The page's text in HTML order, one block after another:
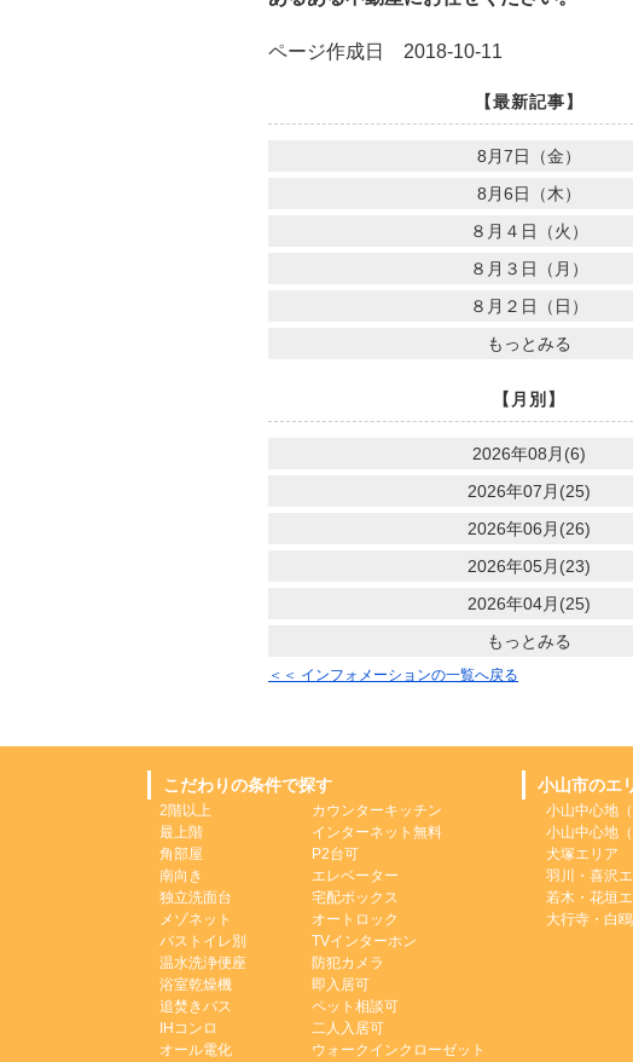
ページ作成日 2018-10-11
【最新記事】
8月7日（金）
8月6日（木）
８月４日（火）
８月３日（月）
８月２日（日）
もっとみる
【月別】
2026年08月(6)
2026年07月(25)
2026年06月(26)
2026年05月(23)
2026年04月(25)
もっとみる
＜＜ インフォメーションの一覧へ戻る
こだわりの条件で探す
2階以上
最上階
角部屋
南向き
独立洗面台
メゾネット
バストイレ別
温水洗浄便座
浴室乾燥機
追焚きバス
IHコンロ
オール電化
カウンターキッチン
インターネット無料
P2台可
エレベーター
宅配ボックス
オートロック
TVインターホン
防犯カメラ
即入居可
ペット相談可
二人入居可
ウォークインクローゼット
小山市のエ
小山中心地
小山中心地
犬塚エリア
羽川・喜沢
若木・花垣
大行寺・白